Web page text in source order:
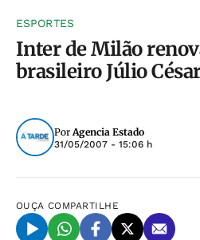
ESPORTES
Inter de Milão
brasileiro Júlio
PorAgencia Estado
31/05/2007 - 15:06 h
OUÇA COMPARTILHE